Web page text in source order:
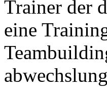
Trainer der
eine